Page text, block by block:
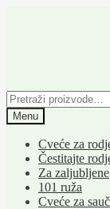
Pretraži:
Menu
Cveće za
Čestitajte
Za zaljubljene
101 ruža
Cveće za